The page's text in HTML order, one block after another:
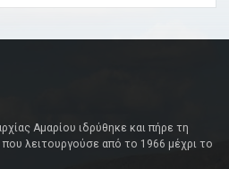
Αμαρίου ιδρύθηκε και πήρε τη
λειτουργούσε από το 1966 μέχρι το